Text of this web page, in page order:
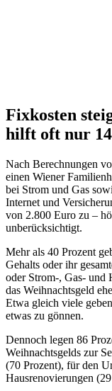
Fixkosten
hilft oft nur
Nach Berechnungen
einen Wiener
bei Strom und Gas
Internet und
von 2.800 Euro zu –
unberücksichtigt.
Mehr als 40 Prozent
Gehalts oder ihr
oder Strom-, Gas- und
das Weihnachtsgeld
Etwa gleich viele
etwas zu gönnen.
Dennoch legen 86
Weihnachtsgelds zur
(70 Prozent), für den
Hausrenovierungen